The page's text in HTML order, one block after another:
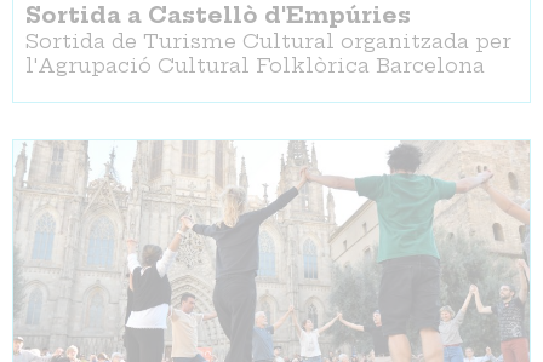
Sortida a Castellò d'Empúries
Sortida de Turisme Cultural organitzada per
l'Agrupació Cultural Folklòrica Barcelona